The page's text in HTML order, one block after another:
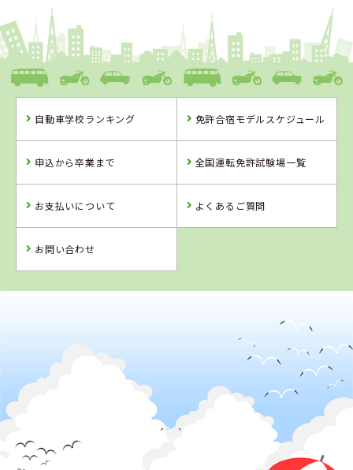
1
福島県
タイヘイドライバーズスクール
詳 細 予 約
バーズスクール
予 約
グスクール
盛岡南ドライビ
ングスクール
福島県
富久山自動車学
自動車学校ランキング 免許合宿モデルスケジュール
申込から卒業まで 全国運転免許試験場一覧
お支払いについて よくあるご質問
お問い合わせ